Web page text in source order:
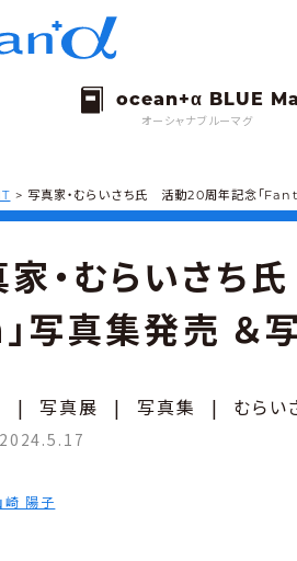
オーシャナブルーマグ
> 写真家・むらいさち氏 活動20周年記念「
家・むらいさ
写真集発売 ＆
| 写真展 | 写真集 | むらい
2024.5.17
崎 陽子